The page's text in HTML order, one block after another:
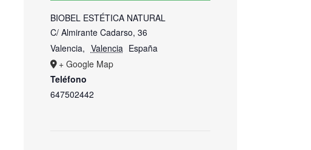
BIOBEL ESTÉTICA NATURAL
C/ Almirante Cadarso, 36
Valencia, Valencia España
+ Google Map
Teléfono
647502442